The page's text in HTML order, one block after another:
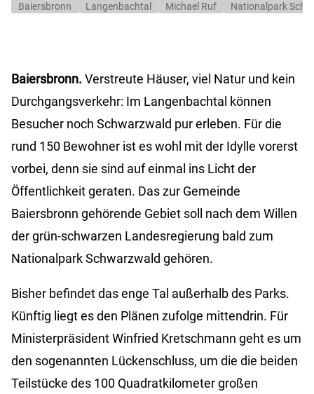
Baiersbronn Langenbachtal Michael Ruf Nationalpark
Baiersbronn. Verstreute Häuser, viel Natur und kein
Durchgangsverkehr: Im Langenbachtal können
Besucher noch Schwarzwald pur erleben. Für die
rund 150 Bewohner ist es wohl mit der Idylle vorerst
vorbei, denn sie sind auf einmal ins Licht der
Öffentlichkeit geraten. Das zur Gemeinde
Baiersbronn gehörende Gebiet soll nach dem Willen
der grün-schwarzen Landesregierung bald zum
Nationalpark Schwarzwald gehören.
Bisher befindet das enge Tal außerhalb des Parks.
Künftig liegt es den Plänen zufolge mittendrin. Für
Ministerpräsident Winfried Kretschmann geht es um
den sogenannten Lückenschluss, um die die beiden
Teilstücke des 100 Quadratkilometer großen